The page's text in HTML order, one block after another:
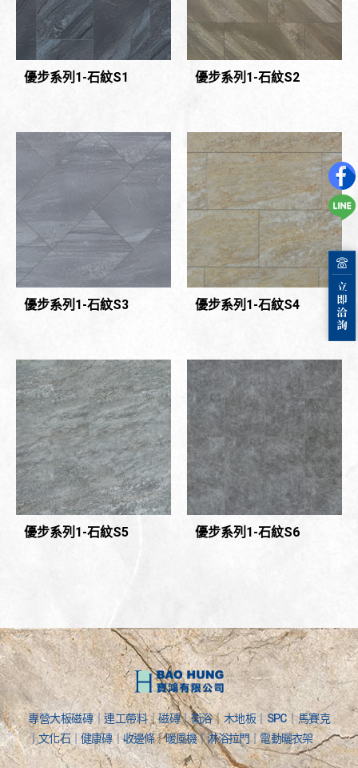
優步系列1-石紋S1 優步系列1-石紋S2
優步系列1-石紋S3 優步系列1-石紋S4
優步系列1-石紋S5 優步系列1-石紋S6
專營大板磁磚｜連工帶料｜磁磚｜衛浴｜木地板｜SPC｜馬賽克
｜文化石｜健康磚｜收邊條｜暖風機｜淋浴拉門｜電動曬衣架